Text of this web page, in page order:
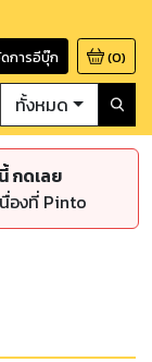
การอีบุ๊ก (0)
ทั้งหมด
กดเลย
องที่ Pinto